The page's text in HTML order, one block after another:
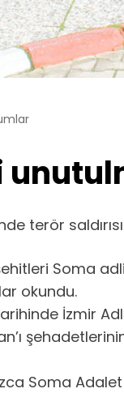
terör
Soma
okundu.
İzmir
Soma